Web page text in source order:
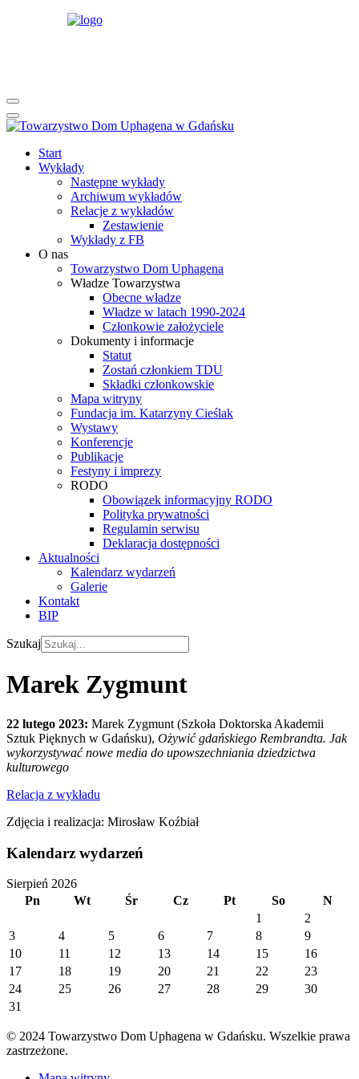
Start
Wykłady
Następne wykłady
Archiwum wykładów
Relacje z wykładów
Zestawienie
Wykłady z FB
O nas
Towarzystwo Dom Uphagena
Władze Towarzystwa
Obecne władze
Władze w latach 1990-2024
Członkowie założyciele
Dokumenty i informacje
Statut
Zostań członkiem TDU
Składki członkowskie
Mapa witryny
Fundacja im. Katarzyny Cieślak
Wystawy
Konferencje
Publikacje
Festyny i imprezy
RODO
Obowiązek informacyjny RODO
Polityka prywatności
Regulamin serwisu
Deklaracja dostępności
Aktualności
Kalendarz wydarzeń
Galerie
Kontakt
BIP
Szukaj
Marek Zygmunt
22 lutego 2023: Marek Zygmunt (Szkoła Doktorska Akademii
Sztuk Pięknych w Gdańsku), Ożywić gdańskiego Rembrandta. Jak
wykorzystywać nowe media do upowszechniania dziedzictwa
kulturowego
Relacja z wykładu
Zdjęcia i realizacja: Mirosław Koźbiał
Kalendarz wydarzeń
Sierpień 2026
Pn
Wt Śr Cz Pt So
N
1
2
3
4 5 6 7 8
9
10
11 12 13 14 15
16
17
18 19 20 21 22
23
24
25 26 27 28 29
30
31
© 2024 Towarzystwo Dom Uphagena w Gdańsku. Wszelkie prawa
zastrzeżone.